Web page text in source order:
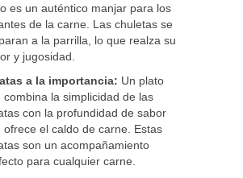
es un auténtico manjar para los
de la carne. Las chuletas se
a la parrilla, lo que realza su
y jugosidad.
a la importancia: Un plato
combina la simplicidad de las
con la profundidad de sabor
ofrece el caldo de carne. Estas
son un acompañamiento
para cualquier carne.